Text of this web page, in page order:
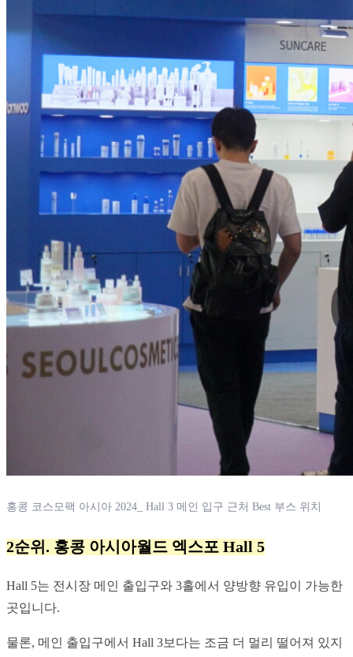
홍콩 코스모팩 아시아 2024_ Hall 3 메인 입구 근처 Best 부스 위치
2순위. 홍콩 아시아월드 엑스포 Hall 5
Hall 5는 전시장 메인 출입구와 3홀에서 양방향 유입이 가능한
곳입니다.
물론, 메인 출입구에서 Hall 3보다는 조금 더 멀리 떨어져 있지